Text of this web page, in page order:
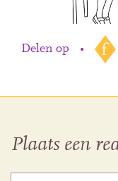
Delen op •
Plaats een